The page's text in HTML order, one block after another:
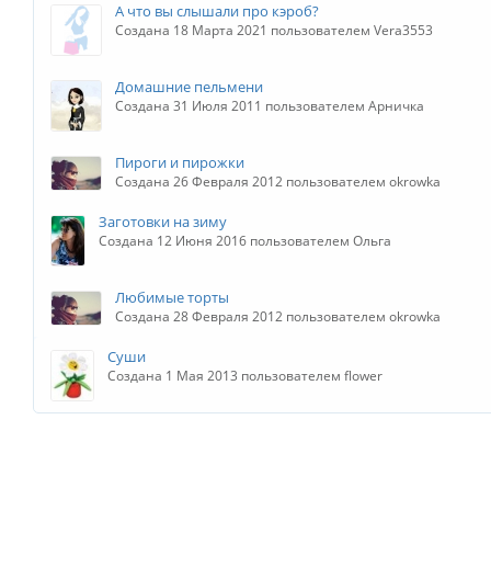
А что вы слышали про кэроб?
Создана 18 Марта 2021 пользователем Vera3553
Домашние пельмени
Создана 31 Июля 2011 пользователем Арничка
Пироги и пирожки
Создана 26 Февраля 2012 пользователем okrowka
Заготовки на зиму
Создана 12 Июня 2016 пользователем Ольга
Любимые торты
Создана 28 Февраля 2012 пользователем okrowka
Суши
Создана 1 Мая 2013 пользователем flower